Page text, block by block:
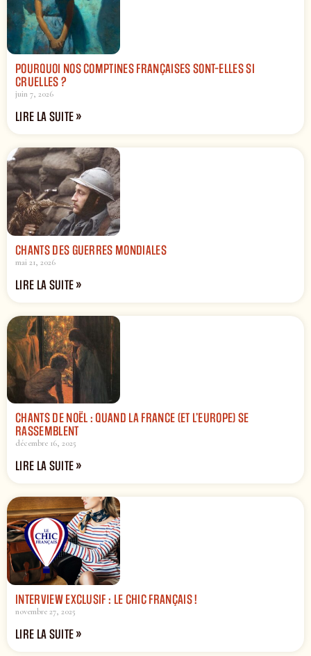
POURQUOI NOS COMPTINES FRANÇAISES SONT-ELLES SI
CRUELLES ?
juin 7, 2026
LIRE LA SUITE »
CHANTS DES GUERRES MONDIALES
mai 21, 2026
LIRE LA SUITE »
CHANTS DE NOËL : QUAND LA FRANCE (ET L’EUROPE) SE
RASSEMBLENT
décembre 16, 2025
LIRE LA SUITE »
INTERVIEW EXCLUSIF : LE CHIC FRANÇAIS !
novembre 27, 2025
LIRE LA SUITE »